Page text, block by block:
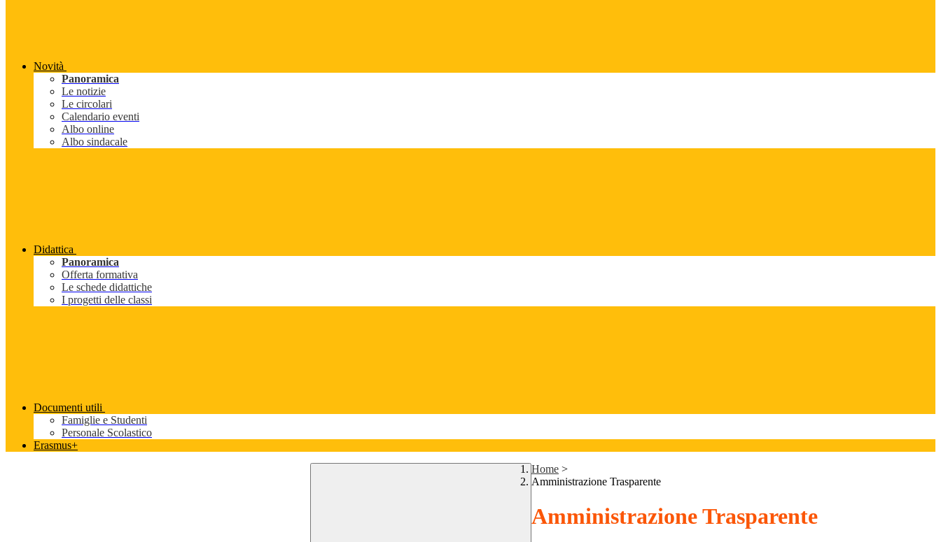
Novità
Panoramica
Le notizie
Le circolari
Calendario eventi
Albo online
Albo sindacale
Didattica
Panoramica
Offerta formativa
Le schede didattiche
I progetti delle classi
Documenti utili
Famiglie e Studenti
Personale Scolastico
Erasmus+
Home >
Amministrazione Trasparente
Amministrazione Trasparente